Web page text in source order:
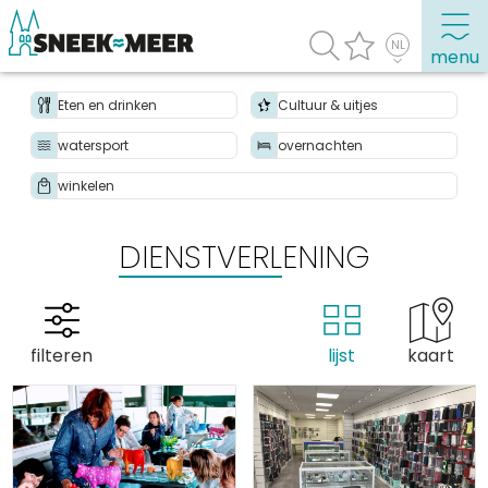
menu
Over Sneek
Uitgelicht
Toeristische informatie
Winkelen, uitgaan en doen
Eten, drinken & uitgaan
Watersport
Overnachten
Eten en drinken Cultuur & uitjes
watersport overnachten
winkelen
DIENSTVERLENING
filteren lijst kaart